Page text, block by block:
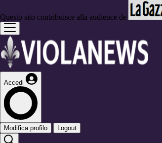
Questo sito contribuisce alla audience de
Accedi
Modifica profilo Logout